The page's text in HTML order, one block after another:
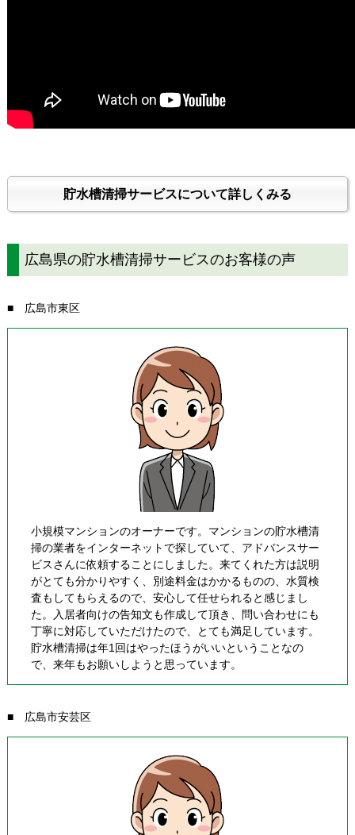
貯水槽清掃サービスについて詳しくみる
広島県の貯水槽清掃サービスのお客様の声
■ 広島市東区
小規模マンションのオーナーです。マンションの貯水槽清
掃の業者をインターネットで探していて、アドバンスサー
ビスさんに依頼することにしました。来てくれた方は説明
がとても分かりやすく、別途料金はかかるものの、水質検
査もしてもらえるので、安心して任せられると感じまし
た。入居者向けの告知文も作成して頂き、問い合わせにも
丁寧に対応していただけたので、とても満足しています。
貯水槽清掃は年1回はやったほうがいいということなの
で、来年もお願いしようと思っています。
■ 広島市安芸区